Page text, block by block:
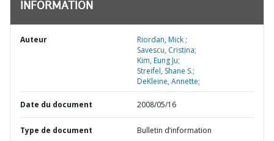
INFORMATION
Auteur
Riordan, Mick ;
Savescu, Cristina;
Kim, Eung Ju;
Streifel, Shane S.;
DeKleine, Annette;
Date du document 2008/05/16
Type de document Bulletin d’information